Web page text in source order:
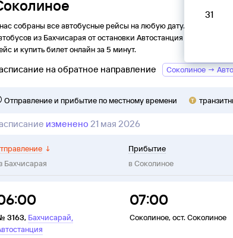
собраны все автобусные рейсы на любую дату. Вы можете
из Бахчисарая отостановки Автостанция
и купить билет онлайн за 5 минут.
на обратное направление Соколиное →
Отправление и прибытие по местному времени
изменено 21 мая 2026
↓
Бахчисарая
Прибытие
в Соколиное
3163, Бахчисарай,
07:00
Соколиное, ост. Соколиное
31